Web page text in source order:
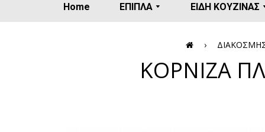
Home ΕΠΙΠΛΑ ΕΙΔΗ ΚΟΥΖΙΝΑΣ
›
ΚΟΡΝΙΖΑ